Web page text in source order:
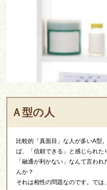
Ａ型の人
比較的「真面目」な人が多いA型
ば、「信頼できる」と感じられた
「融通が利かない」なんて言わ
んか？
それは相性の問題なのです。で